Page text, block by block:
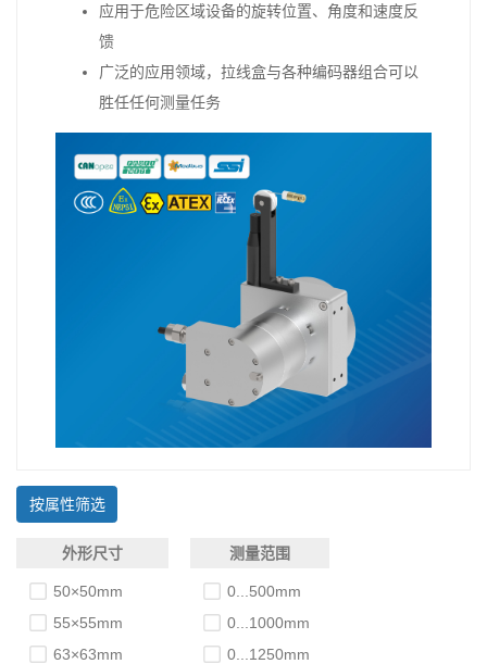
应用于危险区域设备的旋转位置、角度和速度反
馈
广泛的应用领域，拉线盒与各种编码器组合可以
胜任任何测量任务
按属性筛选
外形尺寸
50×50mm
55×55mm
63×63mm
测量范围
0...500mm
0...1000mm
0...1250mm